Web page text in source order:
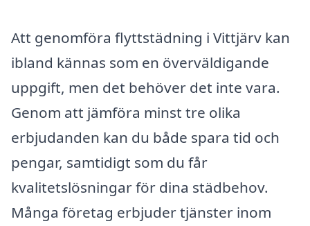
Att genomföra flyttstädning i Vittjärv kan
ibland kännas som en överväldigande
uppgift, men det behöver det inte vara.
Genom att jämföra minst tre olika
erbjudanden kan du både spara tid och
pengar, samtidigt som du får
kvalitetslösningar för dina städbehov.
Många företag erbjuder tjänster inom